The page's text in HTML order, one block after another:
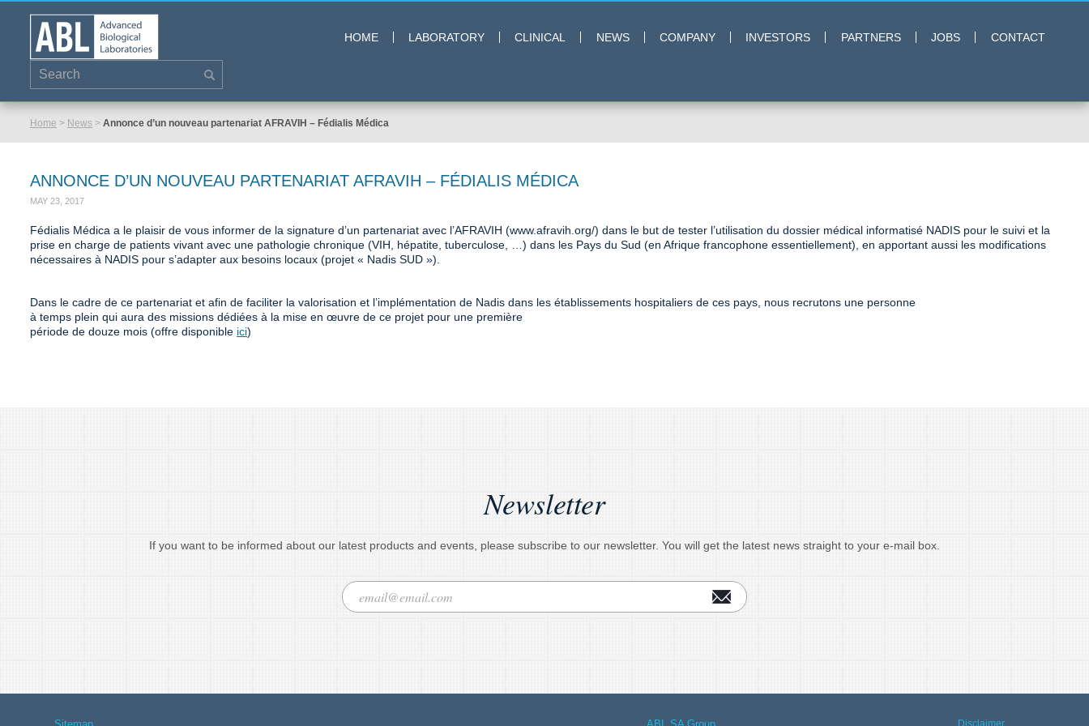
HOME LABORATORY CLINICAL NEWS COMPANY INVESTORS PARTNERS JOBS CONTACT
Home > News > Annonce d’un nouveau partenariat AFRAVIH – Fédialis Médica
ANNONCE D’UN NOUVEAU PARTENARIAT AFRAVIH – FÉDIALIS MÉDICA
MAY 23, 2017
Fédialis Médica a le plaisir de vous informer de la signature d’un partenariat avec l’AFRAVIH (www.afravih.org/) dans le but de tester l’utilisation du dossier médical informatisé NADIS pour le suivi et la
prise en charge de patients vivant avec une pathologie chronique (VIH, hépatite, tuberculose, …) dans les Pays du Sud (en Afrique francophone essentiellement), en apportant aussi les modifications
nécessaires à NADIS pour s’adapter aux besoins locaux (projet « Nadis SUD »).
Dans le cadre de ce partenariat et afin de faciliter la valorisation et l’implémentation de Nadis dans les établissements hospitaliers de ces pays, nous recrutons une personne
à temps plein qui aura des missions dédiées à la mise en œuvre de ce projet pour une première
période de douze mois (offre disponible ici)
Newsletter
If you want to be informed about our latest products and events, please subscribe to our newsletter. You will get the latest news straight to your e-mail box.